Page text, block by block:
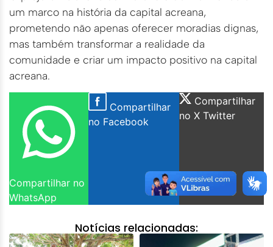
um marco na história da capital acreana,
prometendo não apenas oferecer moradias dignas,
mas também transformar a realidade da
comunidade e criar um impacto positivo na capital
acreana.
Compartilhar no
WhatsApp
Compartilhar
no Facebook
Compartilhar
no X Twitter
Notícias relacionadas: